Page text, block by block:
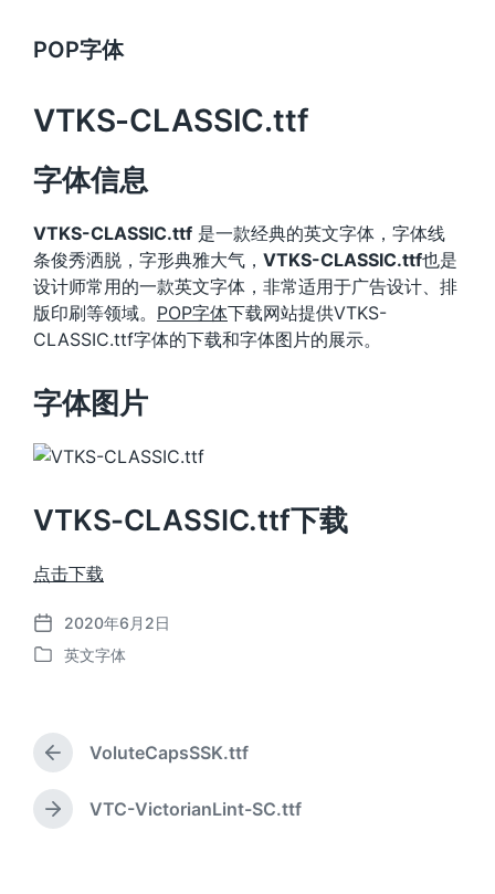
POP字体
VTKS-CLASSIC.ttf
字体信息
VTKS-CLASSIC.ttf 是一款经典的英文字体，字体线
条俊秀洒脱，字形典雅大气， VTKS-CLASSIC.ttf也是
设计师常用的一款英文字体，非常适用于广告设计、排
版印刷等领域。 POP字体下载网站提供VTKS-
CLASSIC.ttf字体的下载和字体图片的展示。
字体图片
VTKS-CLASSIC.ttf下载
点击下载
发
布
2020年6月2日
发
英文字体
上
篇
文
章
VoluteCapsSSK.ttf
下
VTC-VictorianLint-SC.ttf